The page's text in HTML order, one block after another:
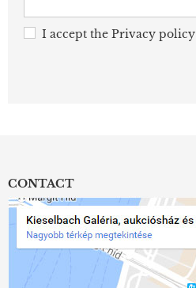
I accept the Privacy policy
CONTACT